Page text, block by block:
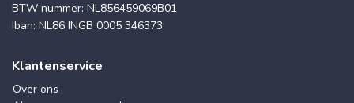
BTW nummer: NL856459069B01
Iban: NL86 INGB 0005 346373
Klantenservice
Over ons